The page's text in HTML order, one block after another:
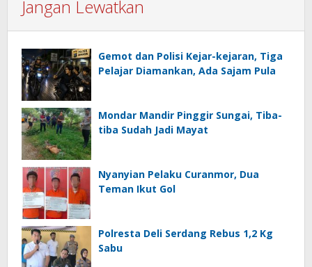
Jangan Lewatkan
Gemot dan Polisi Kejar-kejaran, Tiga
Pelajar Diamankan, Ada Sajam Pula
Mondar Mandir Pinggir Sungai, Tiba-
tiba Sudah Jadi Mayat
Nyanyian Pelaku Curanmor, Dua
Teman Ikut Gol
Polresta Deli Serdang Rebus 1,2 Kg
Sabu